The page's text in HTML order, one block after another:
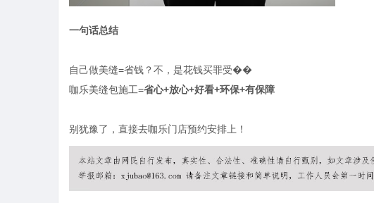
一句话总结
自己做美缝=省钱？不，是花钱买罪受��
咖乐美缝包施工=省心+放心+好看+环保+有保障
别犹豫了，直接去咖乐门店预约安排上！